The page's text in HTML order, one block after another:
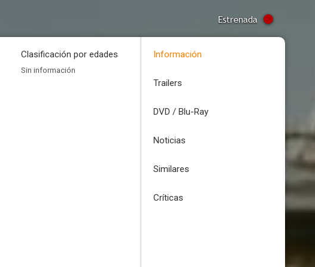
Estrenada
Clasificación por edades
Sin información
Información
Trailers
DVD / Blu-Ray
Noticias
Similares
Críticas